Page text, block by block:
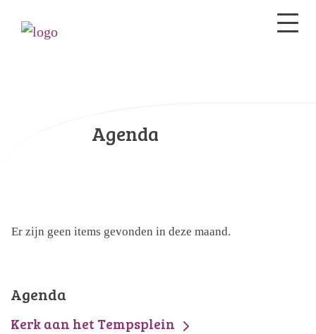
Agenda
Er zijn geen items gevonden in deze maand.
Agenda
Kerk aan het Tempsplein